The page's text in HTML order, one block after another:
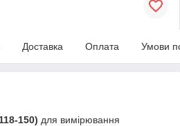
Доставка Оплата Умови
150) для вимірювання